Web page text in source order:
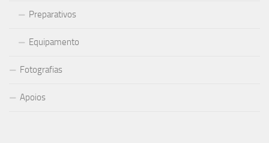
Preparativos
Equipamento
Fotografias
Apoios